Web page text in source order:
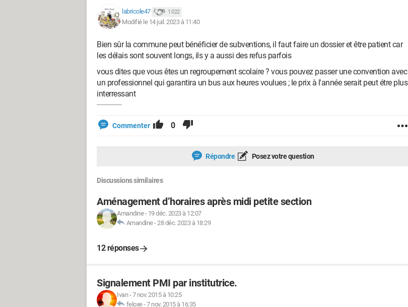
labricole47 1 022
Modifié le 14 juil. 2023 à 11:40
Bien sûr la commune peut bénéficier de subventions, il faut faire un dossier et être patient car
les délais sont souvent longs, ils y a aussi des refus parfois
vous dites que vous êtes un regroupement scolaire ? vous pouvez passer une convention avec
un professionnel qui garantira un bus aux heures voulues ; le prix à l'année serait peut étre plus
interressant
Commenter 0
Répondre Posez votre question
Discussions similaires
Aménagement d’horaires après midi petite section
Amandine- 19 déc. 2023 à 12:07
Amandine-28 déc. 2023 à 18:29
12 réponses
Signalement PMI par institutrice.
Ivan-7 nov. 2015 à 10:25
feloxe-7 nov. 2015 à 16:35